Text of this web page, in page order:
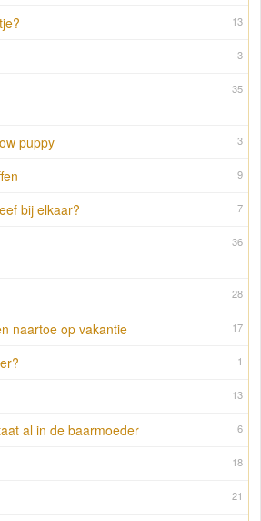
13
3
35
3
puppy
9
7
bij elkaar?
36
28
17
naartoe op vakantie
1
13
6
al in de baarmoeder
18
21